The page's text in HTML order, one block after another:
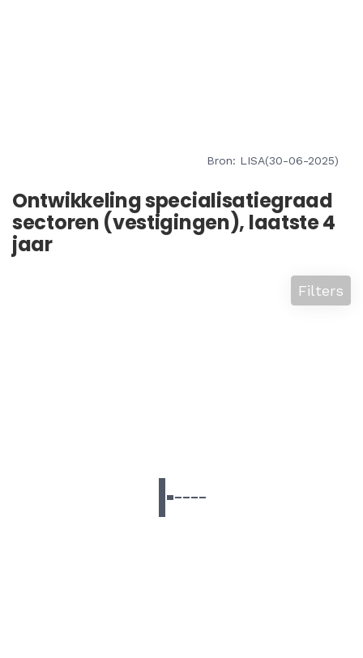
Bron: LISA(30-06-2025)
Ontwikkeling specialisatiegraad
sectoren (vestigingen), laatste 4
jaar
Filters